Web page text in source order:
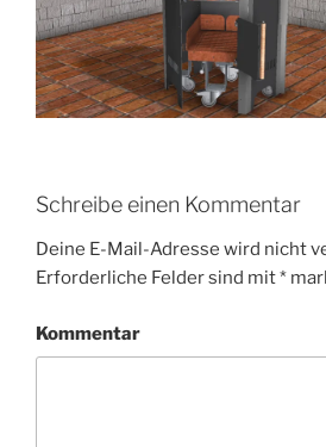
Schreibe einen Kommentar
Deine E-Mail-Adresse wird nicht
Erforderliche Felder sind mit*
Kommentar